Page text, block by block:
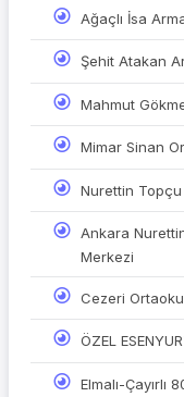
Ağaçlı İsa
Şehit Atakan
Mahmut
Mimar Sinan
Nurettin
Ankara
Merkezi
Cezeri
ÖZEL
Elmalı-Çayırlı